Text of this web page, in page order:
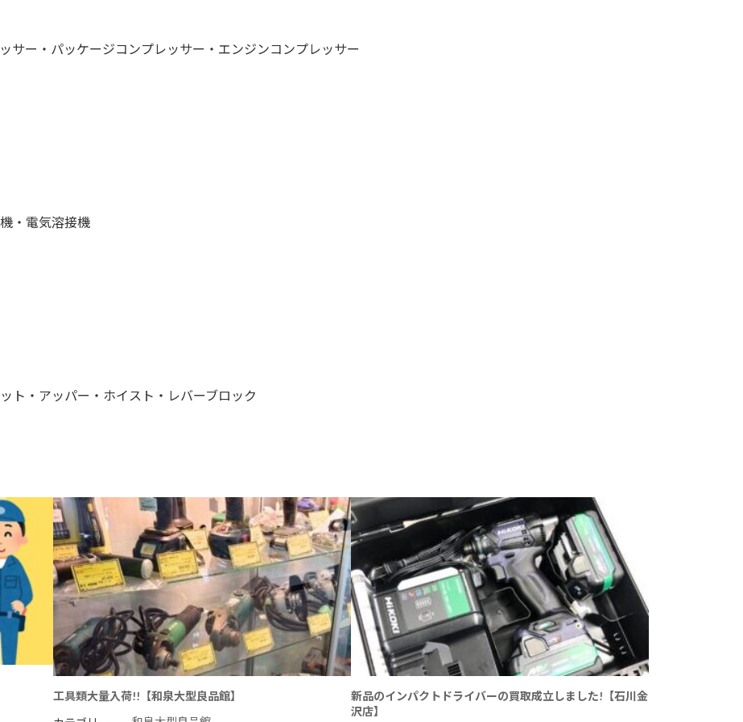
サー・パッケージコンプレッサー・エンジンコンプレッサー
・電気溶接機
ト・アッパー・ホイスト・レバーブロック
工具類大量入荷!!【和泉大型良品館】
新品のインパクトドライバーの買取成立しました!【石川金
沢店】